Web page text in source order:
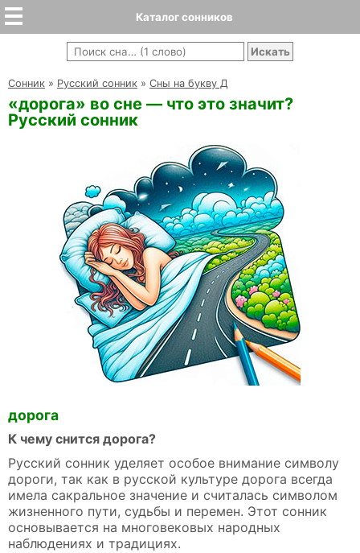
Каталог сонников
Cонник » Русский сонник » Сны на букву Д
«дорога» во сне — что это значит?
Русский сонник
дорога
К чему снится дорога?
Русский сонник уделяет особое внимание символу
дороги, так как в русской культуре дорога всегда
имела сакральное значение и считалась символом
жизненного пути, судьбы и перемен. Этот сонник
основывается на многовековых народных
наблюдениях и традициях.